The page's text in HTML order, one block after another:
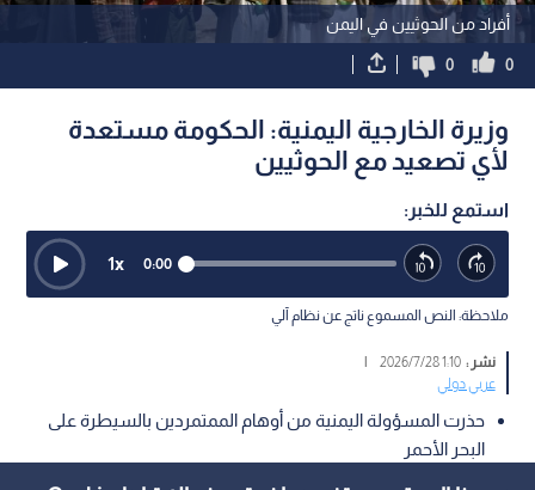
أفراد من الحوثيين في اليمن
0
0
وزيرة الخارجية اليمنية: الحكومة مستعدة
لأي تصعيد مع الحوثيين
استمع للخبر:
0:00
1x
ملاحظة: النص المسموع ناتج عن نظام آلي
نشر :1:10 2026/7/28
|
عربي دولي
حذرت المسؤولة اليمنية من أوهام الممتمردين بالسيطرة على
البحر الأحمر